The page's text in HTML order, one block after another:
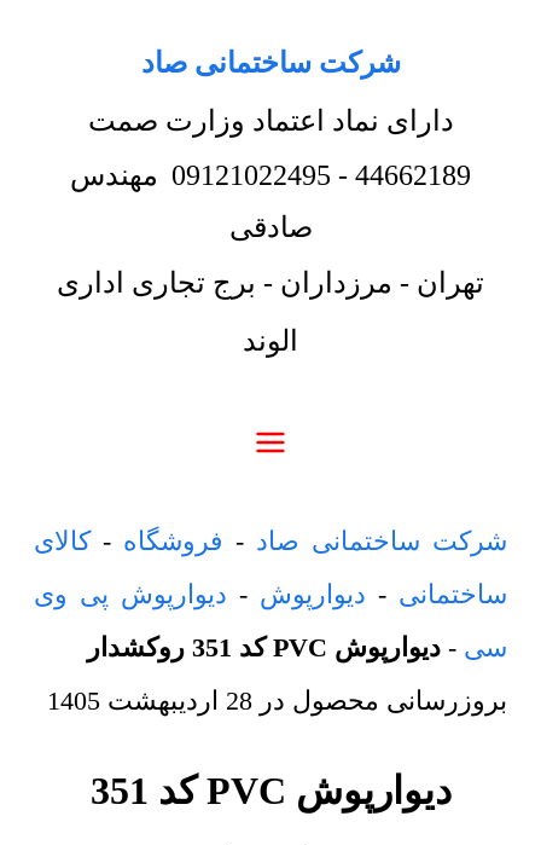
شرکت ساختمانی صاد
دارای نماد اعتماد وزارت صمت
44662189
-
09121022495 مهندس
صادقی
تهران - مرزداران - برج تجاری اداری
الوند
شرکت ساختمانی صاد - فروشگاه -کالای
ساختمانی - دیوارپوش - دیوارپوش پی وی
سی - دیوارپوش PVC کد 351 روکشدار
بروزرسانی محصول در 28 اردیبهشت 1405
دیوارپوش PVC کد 351